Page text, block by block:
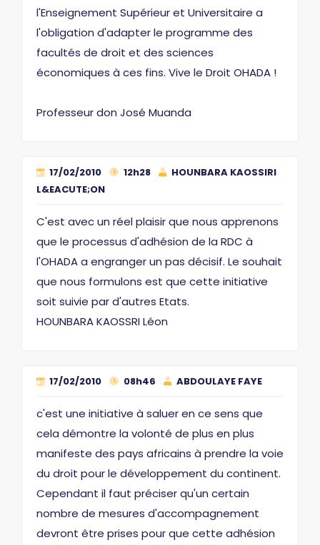
l'Enseignement Supérieur et Universitaire a
l'obligation d'adapter le programme des
facultés de droit et des sciences
économiques à ces fins. Vive le Droit OHADA !
Professeur don José Muanda
17/02/2010 12h28
HOUNBARA KAOSSIRI
L&EACUTE;ON
C'est avec un réel plaisir que nous apprenons
que le processus d'adhésion de la RDC à
l'OHADA a engranger un pas décisif. Le souhait
que nous formulons est que cette initiative
soit suivie par d'autres Etats.
HOUNBARA KAOSSRI Léon
17/02/2010 08h46 ABDOULAYE FAYE
c'est une initiative à saluer en ce sens que
cela démontre la volonté de plus en plus
manifeste des pays africains à prendre la voie
du droit pour le développement du continent.
Cependant il faut préciser qu'un certain
nombre de mesures d'accompagnement
devront être prises pour que cette adhésion